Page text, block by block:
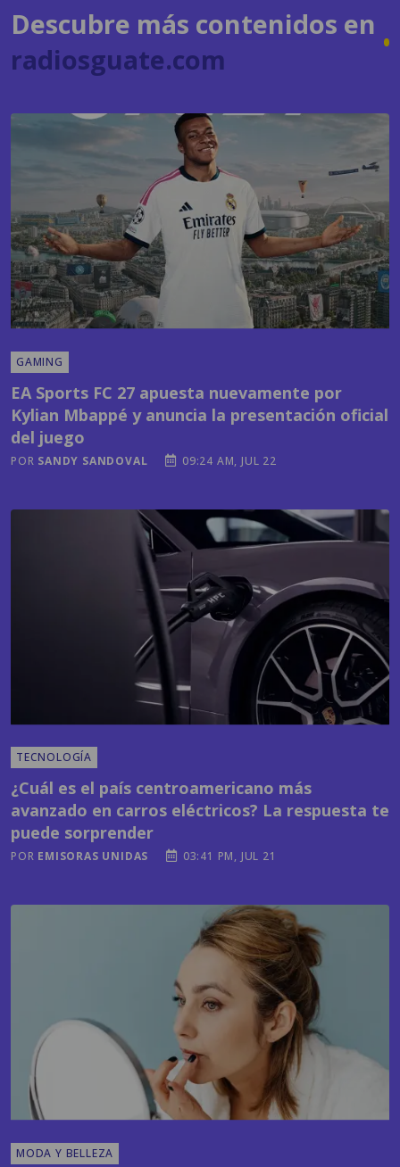
GAMING
Kylian Mbappé y anuncia la presentación oficial
del juego
PORSANDY SANDOVAL 09:24 AM, JUL 22
avanzado en carros eléctricos? La respuesta te
puede sorprender
EMISORAS UNIDAS 03:41 PM, JUL 21
MODA Y BELLEZA
zonas que también necesitan una rutina diaria